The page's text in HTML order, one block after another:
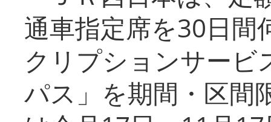
通車指定席を30日間
クリプションサービ
パス」を期間・区間